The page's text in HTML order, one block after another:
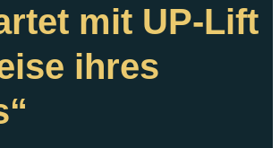
mit UP-Lift
ihres